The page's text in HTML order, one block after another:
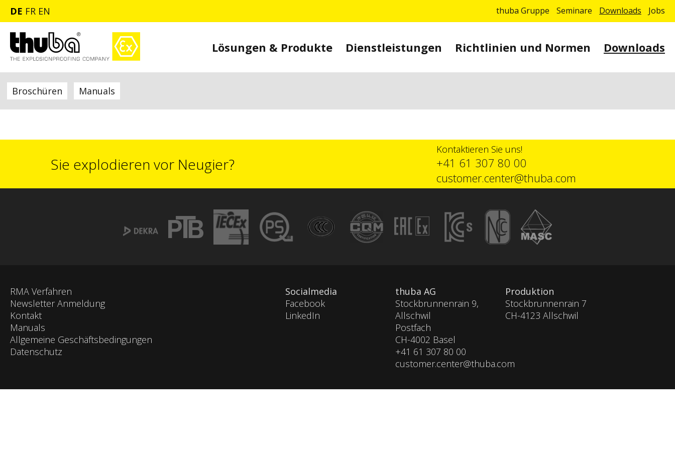
DE FR EN thuba Gruppe Seminare Downloads Jobs
Lösungen & Produkte Dienstleistungen Richtlinien und Normen Downloads
Broschüren Manuals
Sie explodieren vor Neugier?
Kontaktieren Sie uns!
+41 61 307 80 00
customer.center@thuba.com
RMA Verfahren
Newsletter Anmeldung
Kontakt
Manuals
Allgemeine Geschäftsbedingungen
Datenschutz
Socialmedia
Facebook
LinkedIn
thuba AG
Stockbrunnenrain 9,
Allschwil
Postfach
CH-4002 Basel
+41 61 307 80 00
customer.center@thuba.com
Produktion
Stockbrunnenrain 7
CH-4123 Allschwil